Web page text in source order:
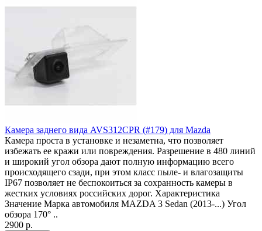
Камера заднего вида AVS312CPR (#179) для Mazda
Камера проста в установке и незаметна, что позволяет
избежать ее кражи или повреждения. Разрешение в 480 линий
и широкий угол обзора дают полную информацию всего
происходящего сзади, при этом класс пыле- и влагозащиты
IP67 позволяет не беспокоиться за сохранность камеры в
жестких условиях российских дорог. Характеристика
Значение Марка автомобиля MAZDA 3 Sedan (2013-...) Угол
обзора 170° ..
2900 р.